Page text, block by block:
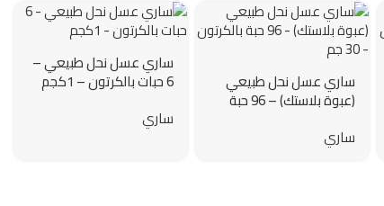
ساري عسل نحل طبيعي
(عبوة بلاستك) – 96 حبة
ساري
ساري عسل نحل طبيعي –
6 حبات بالكرتون – 1كجم
ساري